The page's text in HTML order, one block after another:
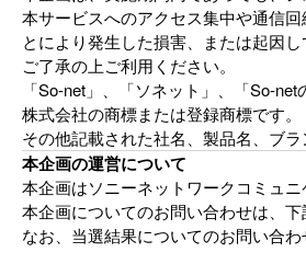
本サービスへのアクセス集中や通信
とにより発生した損害、または起因
ご了承の上ご利用ください。
「So-net」、「ソネット」、「So-
株式会社の商標または登録商標です。
その他記載された社名、製品名、ブ
本企画の運営について
本企画はソニーネットワークコミュ
本企画についてのお問い合わせは、
なお、当選結果についてのお問い合